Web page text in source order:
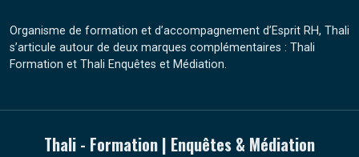
Organisme de formation et d’accompagnement d’Esprit RH, Thali
s’articule autour de deux marques complémentaires : Thali
Formation et Thali Enquêtes et Médiation.
Thali - Formation | Enquêtes & Médiation